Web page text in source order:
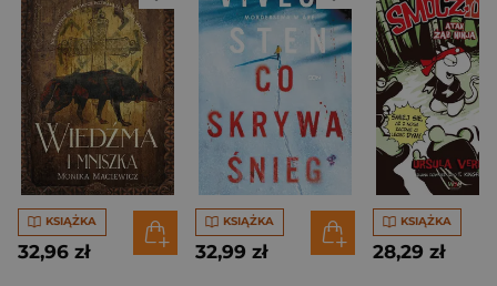
KSIĄŻKA
32,96 zł
KSIĄŻKA
32,99 zł
KSIĄŻKA
28,29 zł